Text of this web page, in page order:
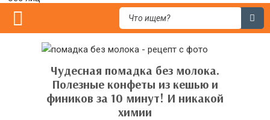
Чудесная помадка без молока.
Полезные конфеты из кешью и
фиников за 10 минут! И никакой
химии